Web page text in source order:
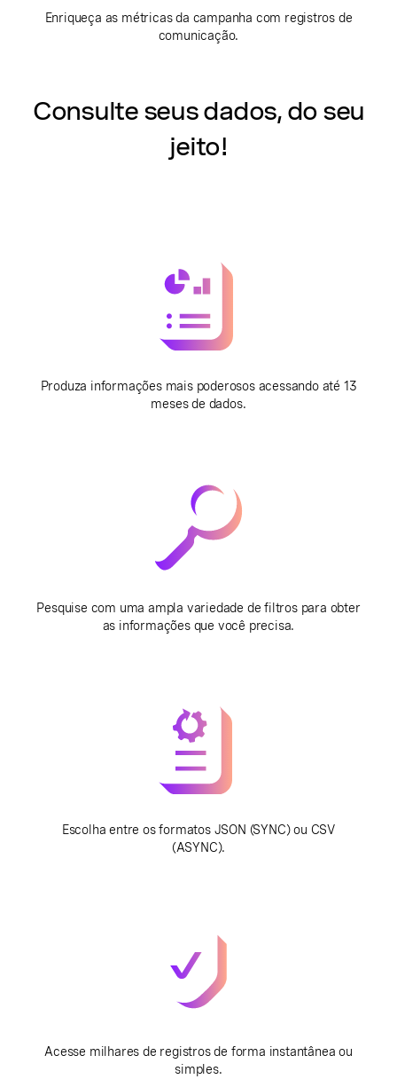
Enriqueça as métricas da campanha com registros de
comunicação.
Consulte seus dados, do seu
jeito!
Produza informações mais poderosos acessando até 13
meses de dados.
Pesquise com uma ampla variedade de filtros para obter
as informações que você precisa.
Escolha entre os formatos JSON (SYNC) ou CSV
(ASYNC).
Acesse milhares de registros de forma instantânea ou
simples.